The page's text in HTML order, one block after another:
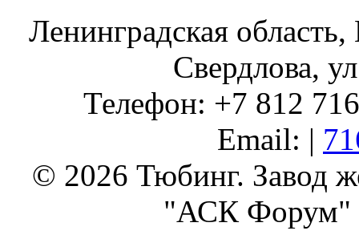
Ленинградская
Свердлова,
Телефон: +7 812
Email: |
© 2026 Тюбинг. Завод
"АСК Форум"